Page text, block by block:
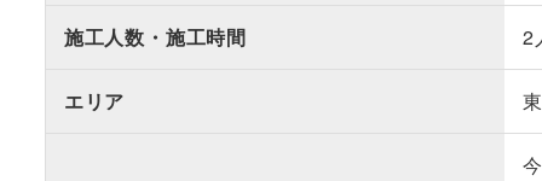
施工人数・施工時間 2
エリア